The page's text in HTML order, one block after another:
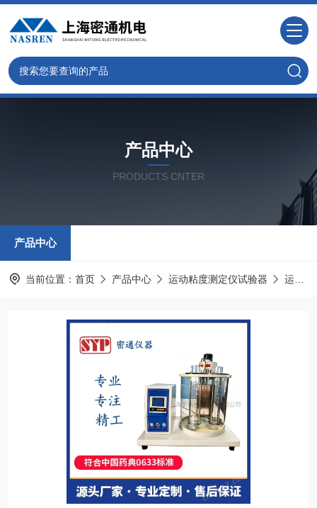
产品中心
PRODUCTS CNTER
产品中心
当前位置： 首页 产品中心 运动粘度测定仪试验器 运动粘度试验器